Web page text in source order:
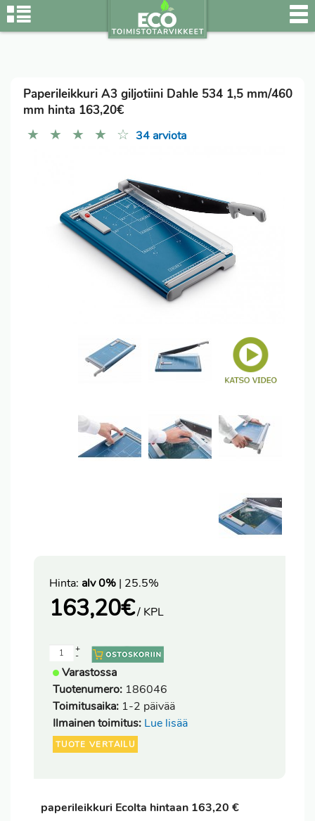
Paperileikkuri A3 giljotiini Dahle 534 1,5 mm/460
mm hinta 163,20€
★ ★ ★ ★ ☆ 34 arviota
Hinta: alv 0% | 25.5%
163,20€/ KPL
-
+
Varastossa
Tuotenumero: 186046
Toimitusaika: 1-2 päivää
Ilmainen toimitus: Lue lisää
TUOTE VERTAILU
paperileikkuri Ecolta hintaan 163,20 €